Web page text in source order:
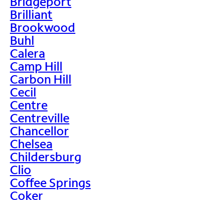
Brilliant
Brookwood
Buhl
Calera
Camp Hill
Carbon Hill
Cecil
Centre
Centreville
Chancellor
Chelsea
Childersburg
Clio
Coffee Springs
Coker